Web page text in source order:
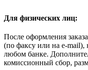
Для физических лиц:
После оформления
(по факсу или на e-mail),
любом банке.
комиссионный сбор,